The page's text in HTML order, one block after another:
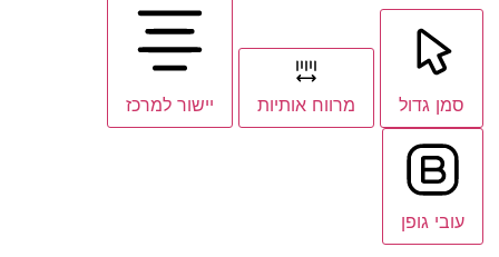
סמן גדול מרווח אותיות יישור למרכז
עובי גופן